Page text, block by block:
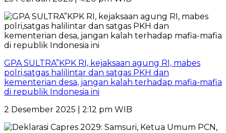
GPA SULTRA”KPK RI, kejaksaan agung RI, mabes
polri,satgas halilintar dan satgas PKH dan
kementerian desa, jangan kalah terhadap mafia-mafia
di republik Indonesia ini
2 Desember 2025 | 2:12 pm WIB